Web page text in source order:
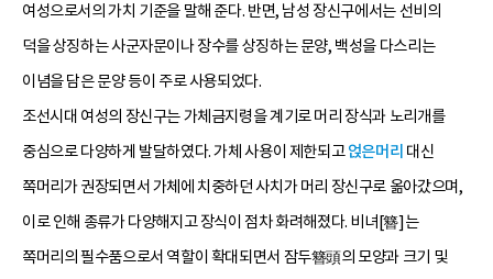
여성으로서의 가치 기준을 말해 준다. 반면, 남성 장신구에서는 선비의
덕을 상징하는 사군자문이나 장수를 상징하는 문양, 백성을 다스리는
이념을 담은 문양 등이 주로 사용되었다.
조선시대 여성의 장신구는 가체금지령을 계기로 머리 장식과 노리개를
중심으로 다양하게 발달하였다. 가체 사용이 제한되고얹은머리 대신
쪽머리가 권장되면서 가체에 치중하던 사치가 머리 장신구로 옮아갔으며,
이로 인해 종류가 다양해지고 장식이 점차 화려해졌다. 비녀[簪]는
쪽머리의 필수품으로서 역할이 확대되면서 잠두簪頭의 모양과 크기 및